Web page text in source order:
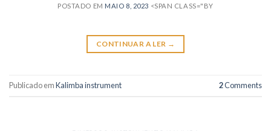
POSTADO EM MAIO 8, 2023 <SPAN CLASS="BY
CONTINUAR A LER →
Publicado emKalimba instrument 2Comments